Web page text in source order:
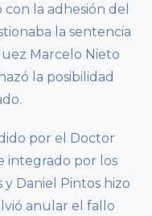
la adhesión del
la sentencia
Marcelo Nieto
la posibilidad
por el Doctor
integrado por los
Daniel Pintos hizo
anular el fallo